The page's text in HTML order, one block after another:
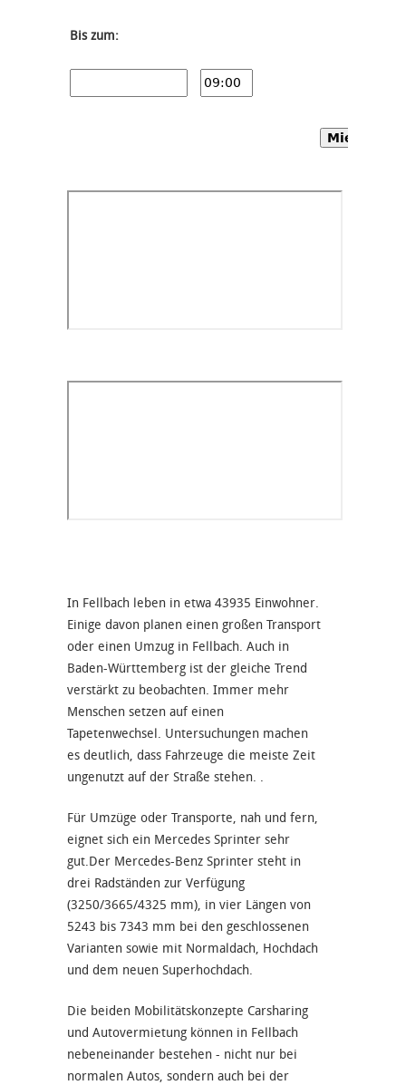
Bis zum:
In Fellbach leben in etwa 43935 Einwohner.
Einige davon planen einen großen Transport
oder einen Umzug in Fellbach. Auch in
Baden-Württemberg ist der gleiche Trend
verstärkt zu beobachten. Immer mehr
Menschen setzen auf einen
Tapetenwechsel. Untersuchungen machen
es deutlich, dass Fahrzeuge die meiste Zeit
ungenutzt auf der Straße stehen. .
Für Umzüge oder Transporte, nah und fern,
eignet sich ein Mercedes Sprinter sehr
gut.Der Mercedes-Benz Sprinter steht in
drei Radständen zur Verfügung
(3250/3665/4325 mm), in vier Längen von
5243 bis 7343 mm bei den geschlossenen
Varianten sowie mit Normaldach, Hochdach
und dem neuen Superhochdach.
Die beiden Mobilitätskonzepte Carsharing
und Autovermietung können in Fellbach
nebeneinander bestehen - nicht nur bei
normalen Autos, sondern auch bei der